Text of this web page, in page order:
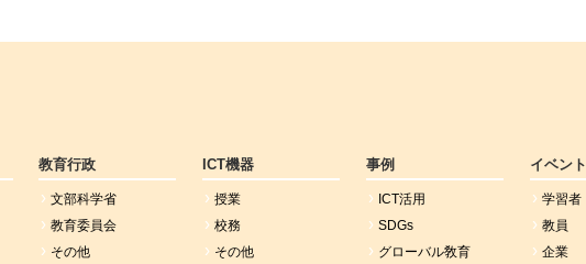
教育行政
文部科学省
教育委員会
その他
ICT機器
授業
校務
その他
事例
ICT活用
SDGs
グローバル敎育
イベント
学習者
教員
企業